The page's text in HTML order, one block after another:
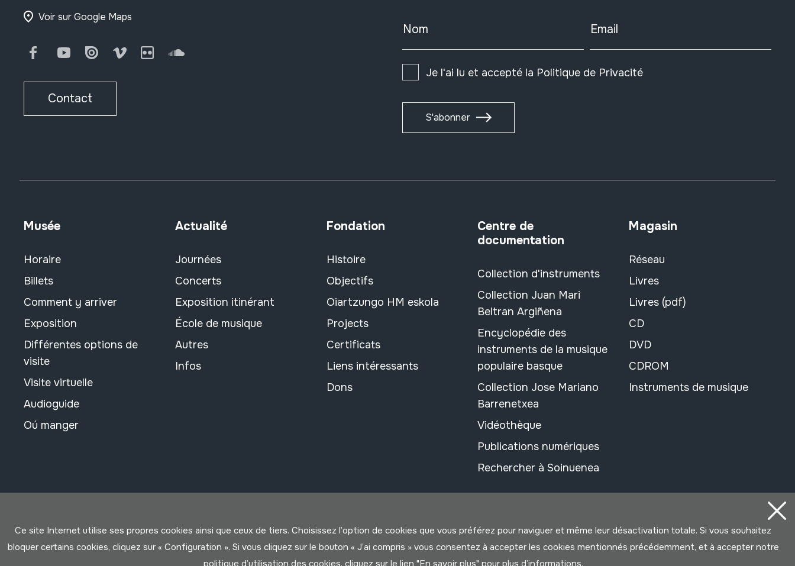
Voir sur Google Maps
FacebookYoutubeIssuu Vimeo FlickrSoundCloud
Contact
Nom Email
Je l'ai lu et accepté la Politique de Privacité
S'abonner
Musée
Horaire
Billets
Comment y arriver
Exposition
Différentes options de
visite
Visite virtuelle
Audioguide
Oú manger
Actualité
Journées
Concerts
Exposition itinérant
École de musique
Autres
Infos
Fondation
Histoire
Objectifs
Oiartzungo HM eskola
Projects
Certificats
Liens intéressants
Dons
Centre de
documentation
Collection d'instruments
Collection Juan Mari
Beltran Argiñena
Encyclopédie des
instruments de la musique
populaire basque
Collection Jose Mariano
Barrenetxea
Vidéothèque
Publications numériques
Rechercher à Soinuenea
Magasin
Réseau
Livres
Livres (pdf)
CD
DVD
CDROM
Instruments de musique
Ce site Internet utilise ses propres cookies ainsi que ceux de tiers. Choisissez l’option de cookies que vous préférez pour naviguer et même leur désactivation totale. Si vous souhaitez
bloquer certains cookies, cliquez sur « Configuration ». Si vous cliquez sur le bouton « J’ai compris » vous consentez à accepter les cookies mentionnés précédemment, et à accepter notre
politique d’utilisation des cookies, cliquez sur le lien "En savoir plus" pour plus d’informations.